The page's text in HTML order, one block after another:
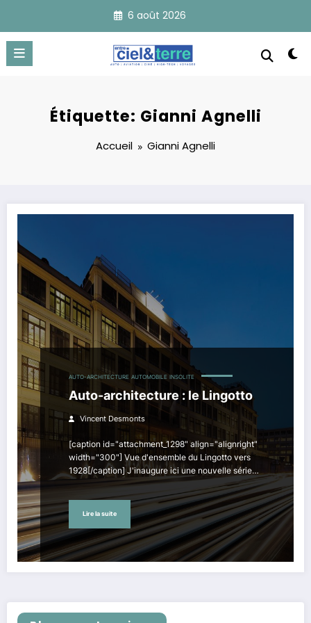
contenu
6 août 2026
Étiquette: Gianni Agnelli
Accueil Gianni Agnelli
AUTO-ARCHITECTURE AUTOMOBILE INSOLITE
Auto-architecture : le Lingotto
Vincent Desmonts
[caption id="attachment_1298" align="alignright"
width="300"] Vue d'ensemble du Lingotto vers
1928[/caption] J'inaugure ici une nouvelle série…
Lire la suite